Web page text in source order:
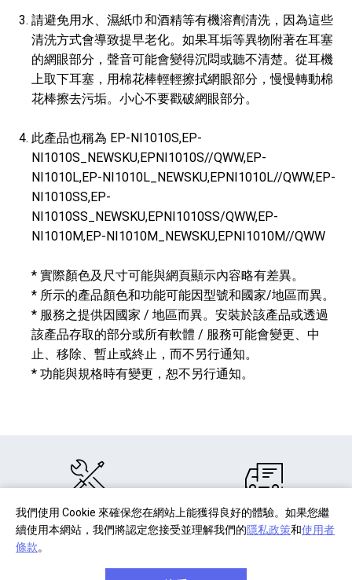
我們使用 Cookie 來確保您在網站上能獲得良好的體驗。如果您繼
續使用本網站，我們將認定您接受並理解我們的隱私政策和使用者
條款。
請避免用水、濕紙巾和酒精等有機溶劑清洗，因為這些
清洗方式會導致提早老化。如果耳垢等異物附著在耳塞
的網眼部分，聲音可能會變得沉悶或聽不清楚。從耳機
上取下耳塞，用棉花棒輕輕擦拭網眼部分，慢慢轉動棉
花棒擦去污垢。小心不要戳破網眼部分。
此產品也稱為 EP-NI1010S,EP-
NI1010S_NEWSKU,EPNI1010S//QWW,EP-
NI1010L,EP-NI1010L_NEWSKU,EPNI1010L//QWW,EP-
NI1010SS,EP-
NI1010SS_NEWSKU,EPNI1010SS/QWW,EP-
NI1010M,EP-NI1010M_NEWSKU,EPNI1010M//QWW
* 實際顏色及尺寸可能與網頁顯示內容略有差異。
* 所示的產品顏色和功能可能因型號和國家/地區而異。
* 服務之提供因國家 / 地區而異。安裝於該產品或透過
該產品存取的部分或所有軟體 / 服務可能會變更、中
止、移除、暫止或終止，而不另行通知。
* 功能與規格時有變更，恕不另行通知。
部分商品註冊
享產品保固延長
單筆消費滿千
享免費宅配到府